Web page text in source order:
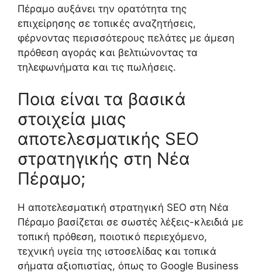
Πέραμο αυξάνει την ορατότητα της
επιχείρησης σε τοπικές αναζητήσεις,
φέρνοντας περισσότερους πελάτες με άμεση
πρόθεση αγοράς και βελτιώνοντας τα
τηλεφωνήματα και τις πωλήσεις.
Ποια είναι τα βασικά
στοιχεία μιας
αποτελεσματικής SEO
στρατηγικής στη Νέα
Πέραμο;
Η αποτελεσματική στρατηγική SEO στη Νέα
Πέραμο βασίζεται σε σωστές λέξεις-κλειδιά με
τοπική πρόθεση, ποιοτικό περιεχόμενο,
τεχνική υγεία της ιστοσελίδας και τοπικά
σήματα αξιοπιστίας, όπως το Google Business